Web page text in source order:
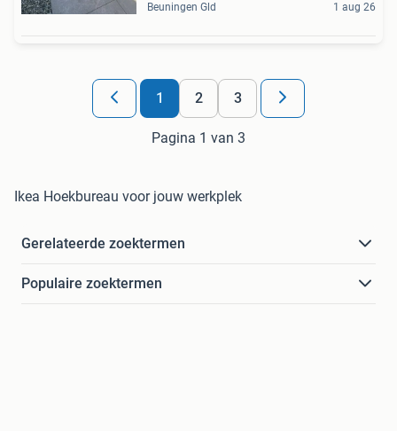
Beuningen Gld 1 aug 26
1 2 3
Pagina 1 van 3
Ikea Hoekbureau voor jouw werkplek
Gerelateerde zoektermen
Populaire zoektermen